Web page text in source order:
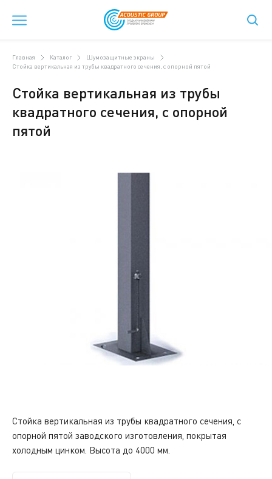
Стойка вертикальная из трубы квадратного сечения, с
опорной пятой заводского изготовления, покрытая
холодным цинком. Высота до 4000 мм.
Главная Каталог
Шумозащитные экраны
Стойка вертикальная из трубы квадратного сечения, с опорной пятой
Стойка вертикальная из трубы
квадратного сечения, с опорной
пятой